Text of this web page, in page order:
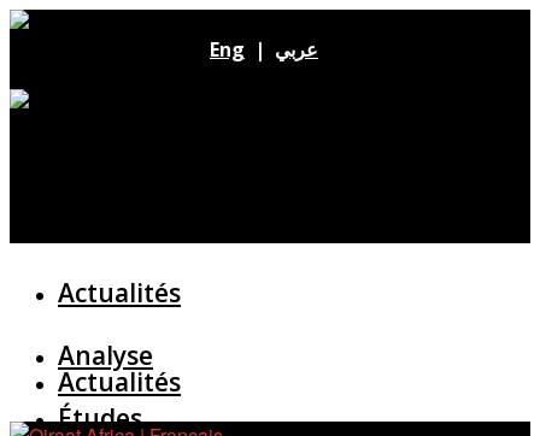
Eng | عربي
Actualités
Analyse
Études
Actualités